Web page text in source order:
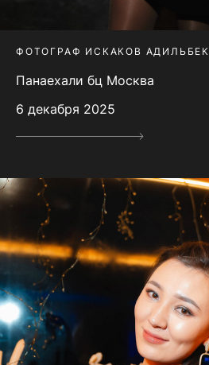
ФОТОГРАФ ИСКАКОВ АДИЛЬБЕК
Панаехали бц Москва
6 декабря 2025